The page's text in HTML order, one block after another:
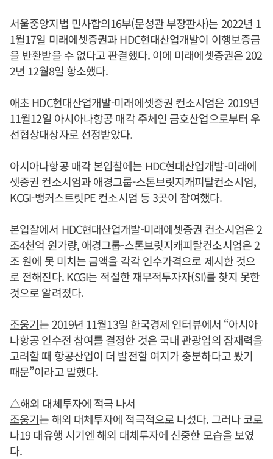
서울중앙지법 민사합의16부(문성관 부장판사)는 2022년 1
1월17일 미래에셋증권과 HDC현대산업개발이 이행보증금
을 반환받을 수 없다고 판결했다. 이에 미래에셋증권은 202
2년 12월8일 항소했다.
애초 HDC현대산업개발-미래에셋증권 컨소시엄은 2019년
11월12일 아시아나항공 매각 주체인 금호산업으로부터 우
선협상대상자로 선정받았다.
아시아나항공 매각 본입찰에는 HDC현대산업개발-미래에
셋증권 컨소시엄과 애경그룹-스톤브릿지캐피탈컨소시엄,
KCGI-뱅커스트릿PE 컨소시엄 등 3곳이 참여했다.
본입찰에서 HDC현대산업개발-미래에셋증권 컨소시엄은 2
조4천억 원가량, 애경그룹-스톤브릿지캐피탈컨소시엄은 2
조 원에 못 미치는 금액을 각각 인수가격으로 제시한 것으
로 전해진다. KCGI는 적절한 재무적투자자(SI)를 찾지 못한
것으로 알려졌다.
조웅기는 2019년 11월13일 한국경제 인터뷰에서 “아시아
나항공 인수전 참여를 결정한 것은 국내 관광업의 잠재력을
고려할 때 항공산업이 더 발전할 여지가 충분하다고 봤기
때문”이라고 말했다.
△해외 대체투자에 적극 나서
조웅기는 해외 대체투자에 적극적으로 나섰다. 그러나 코로
나19 대유행 시기엔 해외 대체투자에 신중한 모습을 보였
다.